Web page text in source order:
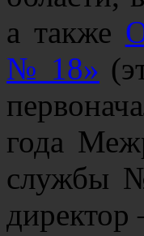
а также
№ 18»
года
службы №